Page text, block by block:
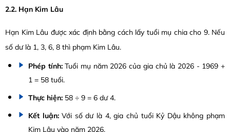
2.2. Hạn Kim Lâu
Hạn Kim Lâu được xác định bằng cách lấy tuổi mụ chia cho 9. Nếu
số dư là 1, 3, 6, 8 thì phạm Kim Lâu.
Phép tính:Tuổi mụ năm 2026 của gia chủ là 2026 - 1969 +
1 = 58 tuổi.
Thực hiện: 58 ÷ 9 = 6 dư 4.
Kết luận:Với số dư là 4, gia chủ tuổi Kỷ Dậu không phạm
Kim Lâu vào năm 2026.